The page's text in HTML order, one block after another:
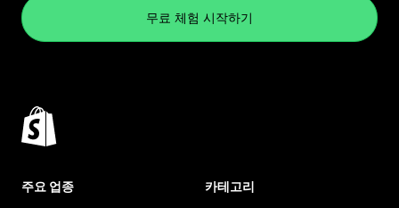
무료 체험 시작하기
주요 업종 카테고리